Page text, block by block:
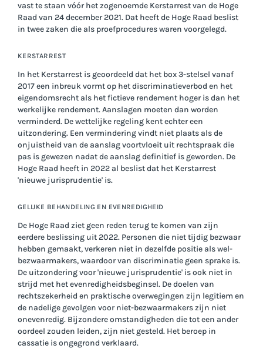
vast te staan vóór het zogenoemde Kerstarrest van de Hoge
Raad van 24 december 2021. Dat heeft de Hoge Raad beslist
in twee zaken die als proefprocedures waren voorgelegd.
KERSTARREST
In het Kerstarrest is geoordeeld dat het box 3-stelsel vanaf
2017 een inbreuk vormt op het discriminatieverbod en het
eigendomsrecht als het fictieve rendement hoger is dan het
werkelijke rendement. Aanslagen moeten dan worden
verminderd. De wettelijke regeling kent echter een
uitzondering. Een vermindering vindt niet plaats als de
onjuistheid van de aanslag voortvloeit uit rechtspraak die
pas is gewezen nadat de aanslag definitief is geworden. De
Hoge Raad heeft in 2022 al beslist dat het Kerstarrest
'nieuwe jurisprudentie' is.
GELIJKE BEHANDELING EN EVENREDIGHEID
De Hoge Raad ziet geen reden terug te komen van zijn
eerdere beslissing uit 2022. Personen die niet tijdig bezwaar
hebben gemaakt, verkeren niet in dezelfde positie als wel-
bezwaarmakers, waardoor van discriminatie geen sprake is.
De uitzondering voor 'nieuwe jurisprudentie' is ook niet in
strijd met het evenredigheidsbeginsel. De doelen van
rechtszekerheid en praktische overwegingen zijn legitiem en
de nadelige gevolgen voor niet-bezwaarmakers zijn niet
onevenredig. Bijzondere omstandigheden die tot een ander
oordeel zouden leiden, zijn niet gesteld. Het beroep in
cassatie is ongegrond verklaard.